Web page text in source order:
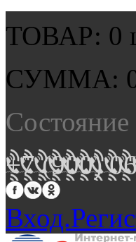
ТОВАР: 0
СУММА:
+7 (900)
Вход.